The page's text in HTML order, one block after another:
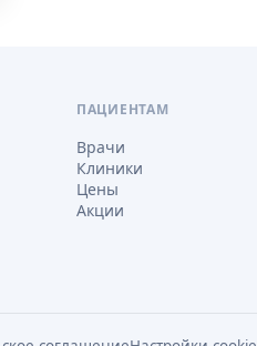
ПАЦИЕНТАМ
Врачи
Клиники
Цены
Акции